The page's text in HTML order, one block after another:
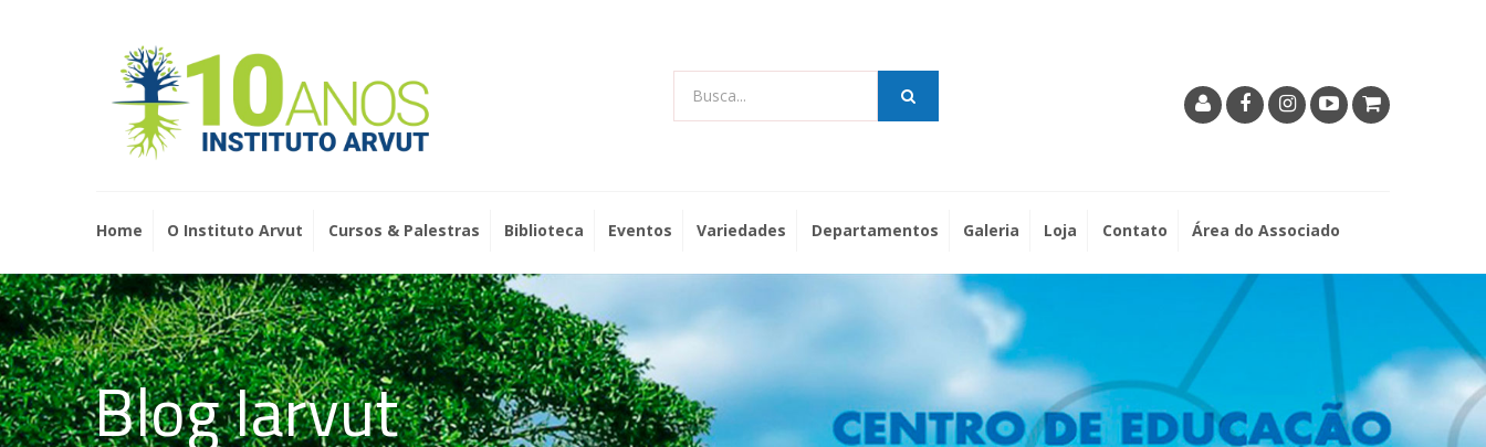
Busca...
Home O Instituto Arvut Cursos & Palestras Biblioteca Eventos Variedades Departamentos Galeria Loja Contato Área do Associado
Blog Iarvut